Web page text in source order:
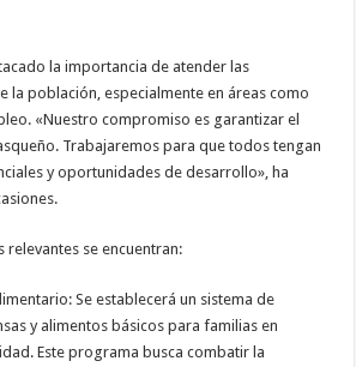
la importancia de atender las
la población, especialmente en áreas como
«Nuestro compromiso es garantizar el
Trabajaremos para que todos tengan
y oportunidades de desarrollo», ha
relevantes se encuentran:
Se establecerá un sistema de
y alimentos básicos para familias en
Este programa busca combatir la